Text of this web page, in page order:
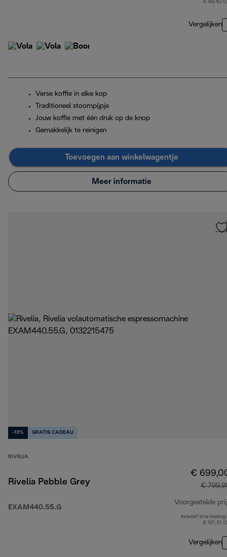
€ 69,40
Vergelijken
Verse koffie in elke kop
Traditioneel stoompijpje
Jouw koffie met één druk op de knop
Gemakkelijk te reinigen
Toevoegen aan winkelwagentje
Meer informatie
-13% GRATIS CADEAU
RIVELIA
Rivelia Pebble Grey
EXAM440.55.G
€
€
Voorgestelde
Inclusief btw-bedrag
€ 121,31
Vergelijken